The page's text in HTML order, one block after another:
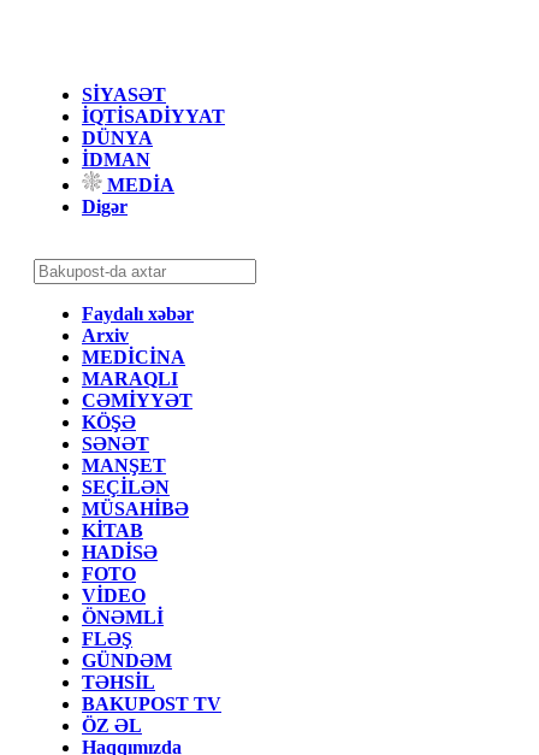
SİYASƏT
İQTİSADİYYAT
DÜNYA
İDMAN
MEDİA
Digər
Faydalı xəbər
Arxiv
MEDİCİNA
MARAQLI
CƏMİYYƏT
KÖŞƏ
SƏNƏT
MANŞET
SEÇİLƏN
MÜSAHİBƏ
KİTAB
HADİSƏ
FOTO
VİDEO
ÖNƏMLİ
FLƏŞ
GÜNDƏM
TƏHSİL
BAKUPOST TV
ÖZ ƏL
Haqqımızda